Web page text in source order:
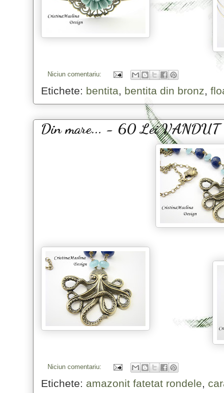
Niciun comentariu:
Etichete: bentita, bentita din bronz,
Din mare... - 60 Lei VANDUT
Niciun comentariu:
Etichete: amazonit fatetat rondele,